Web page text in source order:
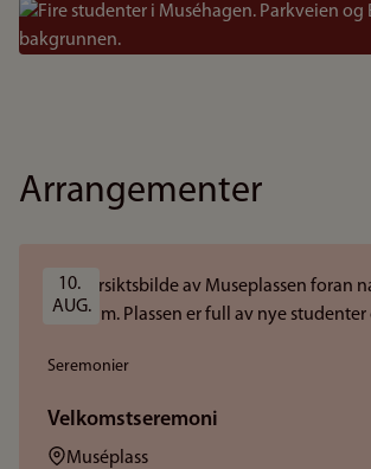
Bilde
Arrangementer
10.
AUG.
Seremonier
Velkomstseremoni
Sted:Muséplass